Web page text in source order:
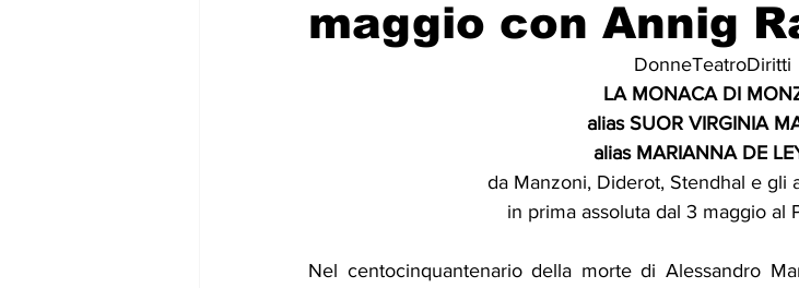
maggio con Annig
DonneTeatroDiritti
LA MONACA DI
alias SUOR VIRGINIA
alias MARIANNA DE
da Manzoni, Diderot, Stendhal e gli
in prima assoluta dal 3 maggio al
Nel centocinquantenario della morte di Alessandro